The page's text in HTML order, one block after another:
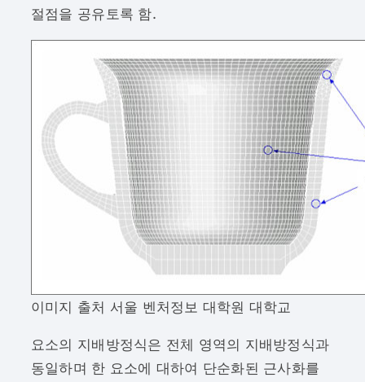
절점을 공유토록 함.
이미지 출처 서울 벤처정보 대학원 대학교
요소의 지배방정식은 전체 영역의 지배방정식과
동일하며 한 요소에 대하여 단순화된 근사화를